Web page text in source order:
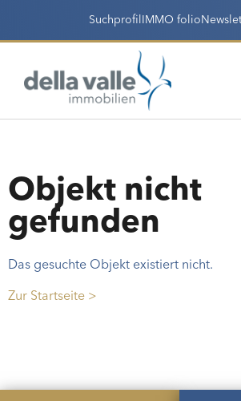
Suchprofil IMMO folio
Objekt nicht
gefunden
Das gesuchte Objekt existiert nicht.
Zur Startseite >